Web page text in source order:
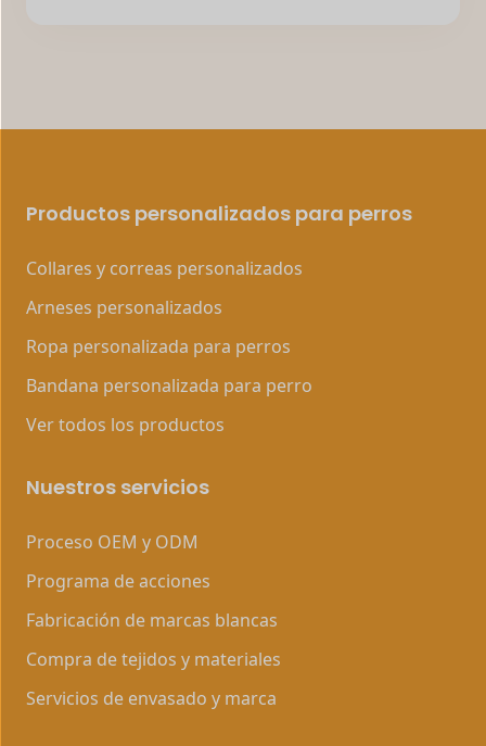
Productos personalizados para perros
Collares y correas personalizados
Arneses personalizados
Ropa personalizada para perros
Bandana personalizada para perro
Ver todos los productos
Nuestros servicios
Proceso OEM y ODM
Programa de acciones
Fabricación de marcas blancas
Compra de tejidos y materiales
Servicios de envasado y marca